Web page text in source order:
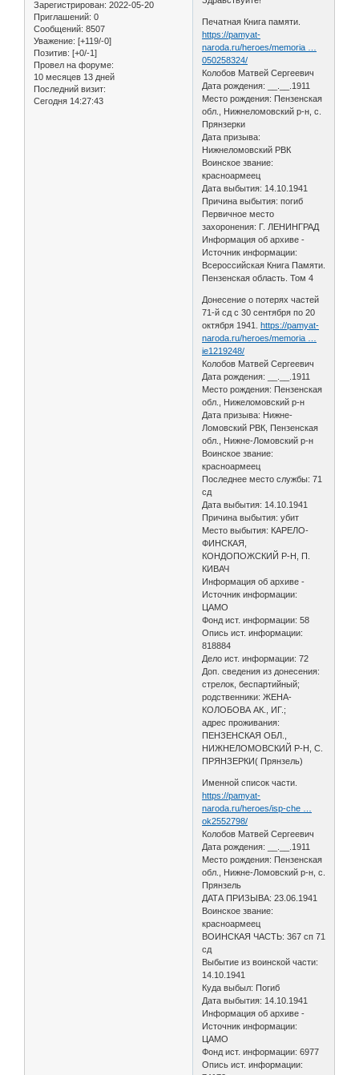
Зарегистрирован: 2022-05-20
Приглашений: 0
Сообщений: 8507
Уважение: [+119/-0]
Позитив: [+0/-1]
Провел на форуме:
10 месяцев 13 дней
Последний визит:
Сегодня 14:27:43
Печатная Книга памяти.
https://pamyat-
naroda.ru/heroes/memoria …
050258324/
Колобов Матвей Сергеевич
Дата рождения: __.__.1911
Место рождения: Пензенская
обл., Нижнеломовский р-н, с.
Прянзерки
Дата призыва:
Нижнеломовский РВК
Воинское звание:
красноармеец
Дата выбытия: 14.10.1941
Причина выбытия: погиб
Первичное место
захоронения: Г. ЛЕНИНГРАД
Информация об архиве -
Источник информации:
Всероссийская Книга Памяти.
Пензенская область. Том 4
Донесение о потерях частей
71-й сд с 30 сентября по 20
октября 1941.https://pamyat-
naroda.ru/heroes/memoria …
ie1219248/
Колобов Матвей Сергеевич
Дата рождения: __.__.1911
Место рождения: Пензенская
обл., Нижеломовский р-н
Дата призыва: Нижне-
Ломовский РВК, Пензенская
обл., Нижне-Ломовский р-н
Воинское звание:
красноармеец
Последнее место службы: 71
сд
Дата выбытия: 14.10.1941
Причина выбытия: убит
Место выбытия: КАРЕЛО-
ФИНСКАЯ,
КОНДОПОЖСКИЙ Р-Н, П.
КИВАЧ
Информация об архиве -
Источник информации:
ЦАМО
Фонд ист. информации: 58
Опись ист. информации:
818884
Дело ист. информации: 72
Доп. сведения из донесения:
стрелок, беспартийный;
родственники: ЖЕНА-
КОЛОБОВА АК., ИГ.;
адрес проживания:
ПЕНЗЕНСКАЯ ОБЛ.,
НИЖНЕЛОМОВСКИЙ Р-Н, С.
ПРЯНЗЕРКИ( Прянзель)
Именной список части.
https://pamyat-
naroda.ru/heroes/isp-che …
ok2552798/
Колобов Матвей Сергеевич
Дата рождения: __.__.1911
Место рождения: Пензенская
обл., Нижне-Ломовский р-н, с.
Прянзель
ДАТА ПРИЗЫВА: 23.06.1941
Воинское звание:
красноармеец
ВОИНСКАЯ ЧАСТЬ: 367 сп 71
сд
Выбытие из воинской части:
14.10.1941
Куда выбыл: Погиб
Дата выбытия: 14.10.1941
Информация об архиве -
Источник информации:
ЦАМО
Фонд ист. информации: 6977
Опись ист. информации: